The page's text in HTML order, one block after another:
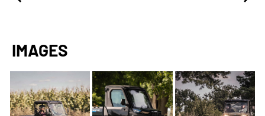
IMAGES